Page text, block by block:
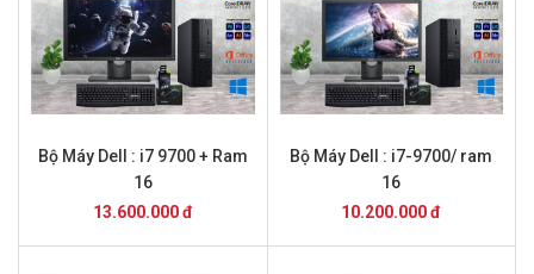
Bộ Máy Dell : i7 9700 + Ram
16
13.600.000 đ
Bộ Máy Dell : i7-9700/ ram
16
10.200.000 đ